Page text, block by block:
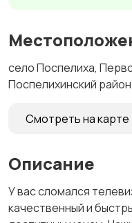
село Поспелиха,
Поспелихинский район
Смотреть на карте
Описание
У вас сломался
качественный и